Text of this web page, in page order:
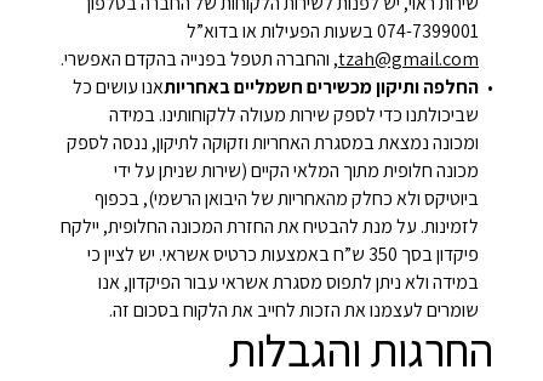
074-7399001 בשעות הפעילות או בדוא”ל
tzah@gmail.com, והחברה תטפל בפנייה בהקדם האפשרי.
החלפה ותיקון מכשירים חשמליים באחריותאנו עושים כל
שביכולתנו כדי לספק שירות מעולה ללקוחותינו. במידה
ומכונה נמצאת במסגרת האחריות וזקוקה לתיקון, ננסה לספק
מכונה חלופית מתוך המלאי הקיים (שירות שניתן על ידי
ביוטיקס ולא כחלק מהאחריות של היבואן הרשמי), בכפוף
לזמינות. על מנת להבטיח את החזרת המכונה החלופית, יילקח
פיקדון בסך 350 ש”ח באמצעות כרטיס אשראי. יש לציין כי
במידה ולא ניתן לתפוס מסגרת אשראי עבור הפיקדון, אנו
שומרים לעצמנו את הזכות לחייב את הלקוח בסכום זה.
החרגות והגבלות